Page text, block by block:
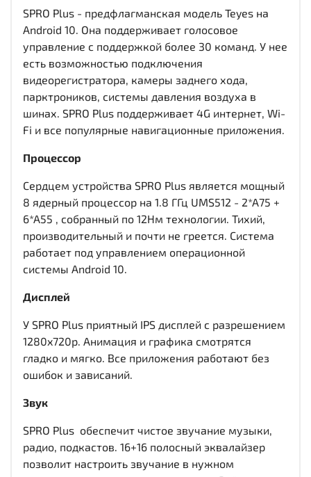
SPRO Plus - предфлагманская модель Teyes на
Android 10. Она поддерживает голосовое
управление с поддержкой более 30 команд. У нее
есть возможностью подключения
видеорегистратора, камеры заднего хода,
парктроников, системы давления воздуха в
шинах. SPRO Plus поддерживает 4G интернет, Wi-
Fi и все популярные навигационные приложения.
Процессор
Сердцем устройства SPRO Plus является мощный
8 ядерный процессор на 1.8 ГГц UMS512 - 2*A75 +
6*A55 , собранный по 12Нм технологии. Тихий,
производительный и почти не греется. Система
работает под управлением операционной
системы Android 10.
Дисплей
У SPRO Plus приятный IPS дисплей c разрешением
1280x720р. Анимация и графика смотрятся
гладко и мягко. Все приложения работают без
ошибок и зависаний.
Звук
SPRO Plus обеспечит чистое звучание музыки,
радио, подкастов. 16+16 полосный эквалайзер
позволит настроить звучание в нужном